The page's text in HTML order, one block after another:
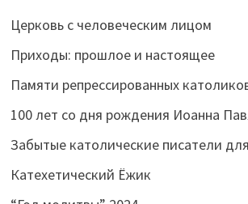
Церковь с человеческим лицом
Приходы: прошлое и настоящее
Памяти репрессированных
100 лет со дня рождения Иоанна
Забытые католические писатели
Катехетический Ёжик